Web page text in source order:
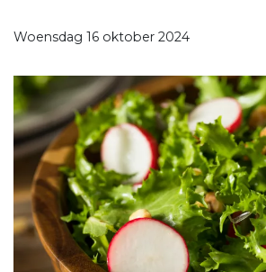
Woensdag 16 oktober 2024